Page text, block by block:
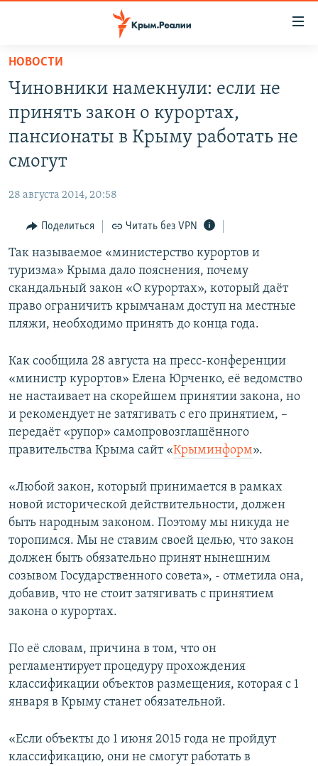
Вернуться
основному
содержанию
Вернутся
главной
Вернутся
поиску
ВОДА
ИНТЕРАКТИВ
ИНФОГРАФИКА
ТЕЛЕПРОЕКТ КРЫМ.РЕАЛИИ
СОВЕТЫ ПРАВОЗАЩИТНИКОВ
ПРОПАВШИЕ БЕЗ ВЕСТИ
ПОБЕДИТЕЛЕЙ НЕ СУДЯТ?
КРЫМ.НЕПОКОРЕННЫЙ
ELIFBE
УКРАИНСКАЯ ПРОБЛЕМА КРЫМА
РАДІО СВОБОДА
КАК ОБОЙТИ БЛОКИРОВКУ
Українською
Qırımtatar
ПРИСОЕДИНЯЙТЕСЬ!
Все сайты RFE/RL
НОВОСТИ
Чиновники намекнули: если не
принять закон о курортах,
пансионаты в Крыму работать не
смогут
28 августа 2014, 20:58
Поделиться Читать без VPN
Так называемое «министерство курортов и
туризма» Крыма дало пояснения, почему
скандальный закон «О курортах», который даёт
право ограничить крымчанам доступ на местные
пляжи, необходимо принять до конца года.
Как сообщила 28 августа на пресс-конференции
«министр курортов» Елена Юрченко, её ведомство
не настаивает на скорейшем принятии закона, но
и рекомендует не затягивать с его принятием, –
передаёт «рупор» самопровозглашённого
правительства Крыма сайт «Крыминформ».
«Любой закон, который принимается в рамках
новой исторической действительности, должен
быть народным законом. Поэтому мы никуда не
торопимся. Мы не ставим своей целью, что закон
должен быть обязательно принят нынешним
созывом Государственного совета», - отметила она,
добавив, что не стоит затягивать с принятием
закона о курортах.
По её словам, причина в том, что он
регламентирует процедуру прохождения
классификации объектов размещения, которая с 1
января в Крыму станет обязательной.
«Если объекты до 1 июня 2015 года не пройдут
классификацию, они не смогут работать в